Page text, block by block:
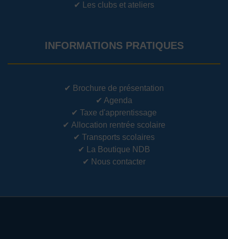
✔
Les clubs et ateliers
INFORMATIONS PRATIQUES
✔ Brochure de présentation
✔ Agenda
✔ Taxe d'apprentissage
✔ Allocation rentrée scolaire
✔ Transports scolaires
✔
La Boutique NDB
✔ Nous contacter